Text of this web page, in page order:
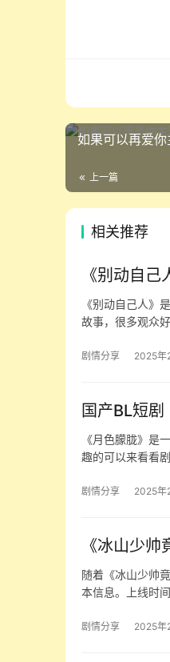
如果可以再爱
上一篇
相关推荐
《别动自
《别动自己人》
故事，很多观众
剧情分享 2025年
国产BL短
《月色朦胧》是
趣的可以来看看
剧情分享 2025年
《冰山少
随着《冰山少帅
本信息。上线时
剧情分享 2025年